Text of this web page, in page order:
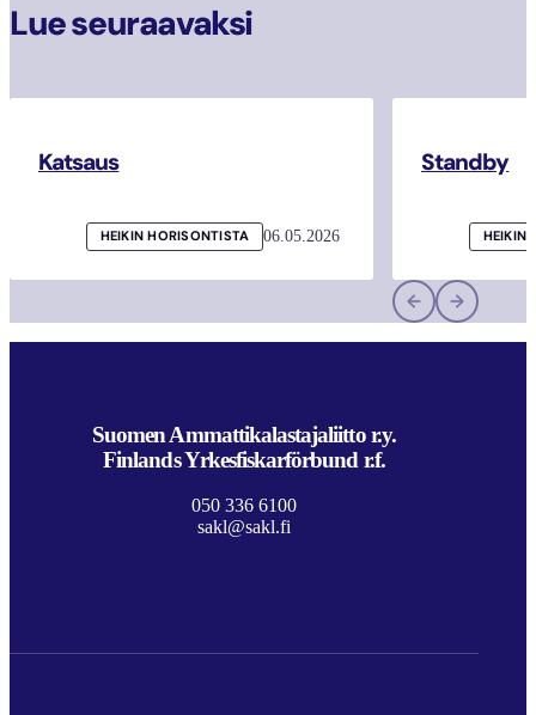
Lue seuraavaksi
Katsaus
HEIKIN HORISONTISTA 06.05.2026
Standby
HEIKIN
Suomen Ammattikalastajaliitto r.y.
Finlands Yrkesfiskarförbund r.f.
050 336 6100
sakl@sakl.fi